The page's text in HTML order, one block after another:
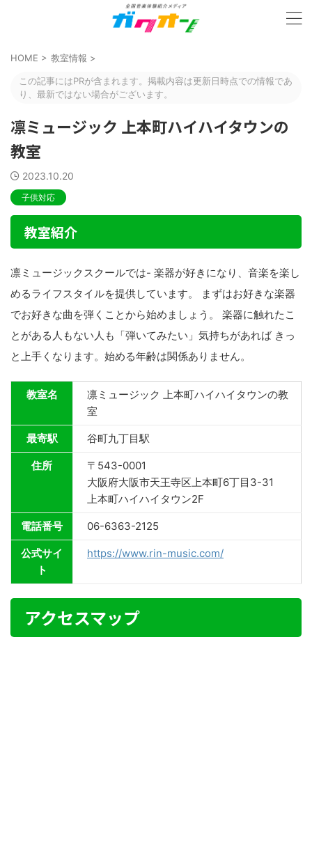
HOME > 教室情報 >
この記事にはPRが含まれます。掲載内容は更新日時点での情報であ
り、最新ではない場合がございます。
凛ミュージック 上本町ハイハイタウンの
教室
2023.10.20
子供対応
教室紹介
凛ミュージックスクールでは- 楽器が好きになり、音楽を楽し
めるライフスタイルを提供しています。 まずはお好きな楽器
でお好きな曲を弾くことから始めましょう。 楽器に触れたこ
とがある人もない人も「弾いてみたい」気持ちがあれば きっ
と上手くなります。始める年齢は関係ありません。
教室名
凛ミュージック 上本町ハイハイタウンの教
室
最寄駅 谷町九丁目駅
住所
〒543-0001
大阪府大阪市天王寺区上本町6丁目3-31
上本町ハイハイタウン2F
電話番号 06-6363-2125
公式サイ
ト
https://www.rin-music.com/
アクセスマップ